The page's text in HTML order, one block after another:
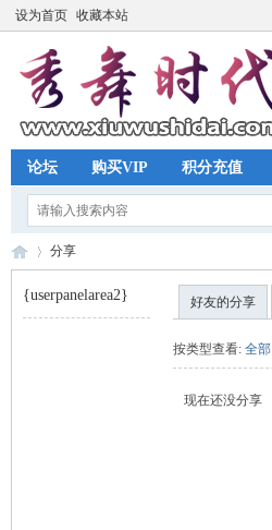
设为首页 收藏本站
论坛 购买VIP 积分充值
分享
{userpanelarea2} 好友的分享
按类型查看: 全部
现在还没分享